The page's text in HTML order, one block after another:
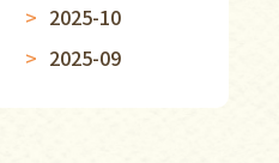
2025-10
2025-09